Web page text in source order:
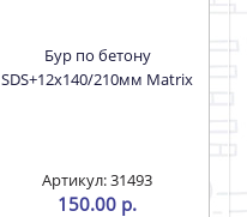
Бур по бетону
SDS+12х140/210мм Matrix
Артикул: 31493
150.00 р.